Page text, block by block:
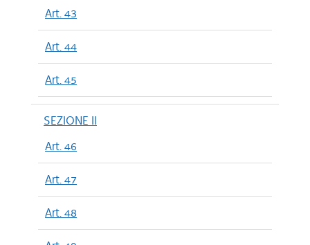
Art. 43
Art. 44
Art. 45
SEZIONE II
Art. 46
Art. 47
Art. 48